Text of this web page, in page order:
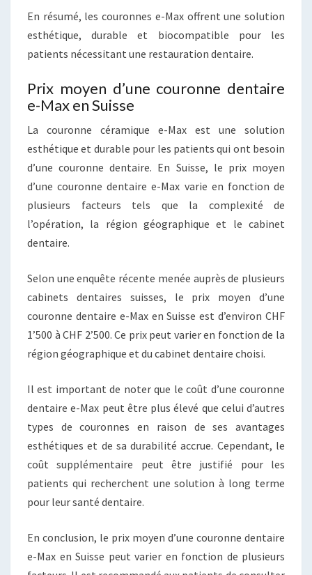
En résumé, les couronnes e-Max offrent une solution
esthétique, durable et biocompatible pour les
patients nécessitant une restauration dentaire.
Prix moyen d’une couronne dentaire
e-Max en Suisse
La couronne céramique e-Max est une solution
esthétique et durable pour les patients qui ont besoin
d’une couronne dentaire. En Suisse, le prix moyen
d’une couronne dentaire e-Max varie en fonction de
plusieurs facteurs tels que la complexité de
l’opération, la région géographique et le cabinet
dentaire.
Selon une enquête récente menée auprès de plusieurs
cabinets dentaires suisses, le prix moyen d’une
couronne dentaire e-Max en Suisse est d’environ CHF
1’500 à CHF 2’500. Ce prix peut varier en fonction de la
région géographique et du cabinet dentaire choisi.
Il est important de noter que le coût d’une couronne
dentaire e-Max peut être plus élevé que celui d’autres
types de couronnes en raison de ses avantages
esthétiques et de sa durabilité accrue. Cependant, le
coût supplémentaire peut être justifié pour les
patients qui recherchent une solution à long terme
pour leur santé dentaire.
En conclusion, le prix moyen d’une couronne dentaire
e-Max en Suisse peut varier en fonction de plusieurs